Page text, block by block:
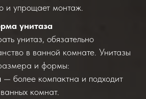
и упрощает монтаж.
унитаза
унитаз, обязательно
в ванной комнате. Унитазы
и формы:
— более компактна и подходит
комнат.